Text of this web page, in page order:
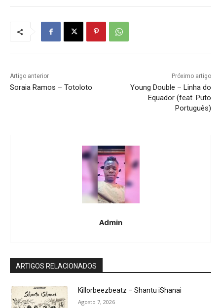
Artigo anterior
Soraia Ramos – Totoloto
Próximo artigo
Young Double – Linha do
Equador (feat. Puto
Português)
Admin
ARTIGOS RELACIONADOS
Killorbeezbeatz – Shantu iShanai
Agosto 7, 2026